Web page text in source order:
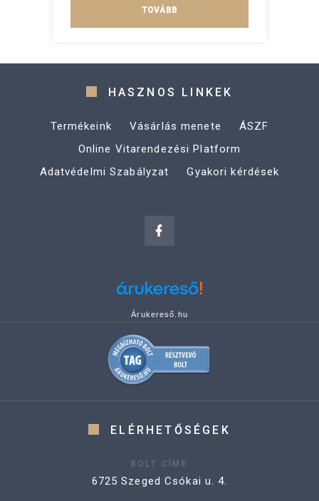
TOVÁBB
HASZNOS LINKEK
Termékeink Vásárlás menete
ÁSZF
Online Vitarendezési Platform
Adatvédelmi Szabályzat
Gyakori kérdések
Árukereső.hu
ELÉRHETŐSÉGEK
BOLT CÍME
6725 Szeged Csókai u. 4.